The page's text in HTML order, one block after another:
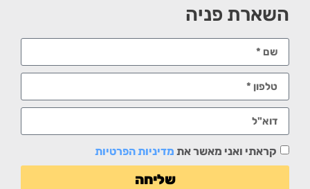
השארת פניה
קראתי ואני מאשר את מדיניות הפרטיות
שליחה